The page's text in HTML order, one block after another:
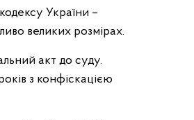
України –
великих розмірах.
акт до суду.
з конфіскацією